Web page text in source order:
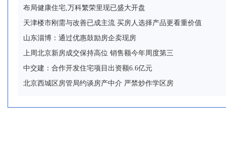
布局健康住宅,万科繁荣里现已盛大开盘
天津楼市刚需与改善已成主流 买房人选择产品更看重价值
山东淄博：通过优惠鼓励房企卖现房
上周北京新房成交保持高位 销售额今年周度第三
中交建：合作开发住宅项目出资额6.6亿元
北京西城区房管局约谈房产中介 严禁炒作学区房